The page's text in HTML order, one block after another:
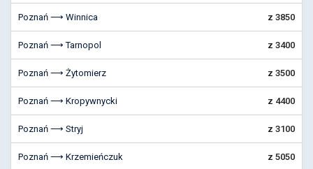
Poznań ⟶ Winnica z 3850
Poznań ⟶ Tarnopol z 3400
Poznań ⟶ Żytomierz z 3500
Poznań ⟶ Kropywnycki z 4400
Poznań ⟶ Stryj z 3100
Poznań ⟶ Krzemieńczuk z 5050